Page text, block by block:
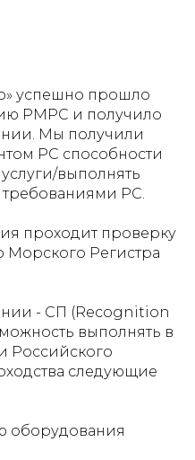
успешно прошло
РМРС и получило
Мы получили
PC способности
выполнять
требованиями PC.
проходит проверку
Морского Регистра
- СП (Recognition
выполнять в
Российского
следующие
оборудования